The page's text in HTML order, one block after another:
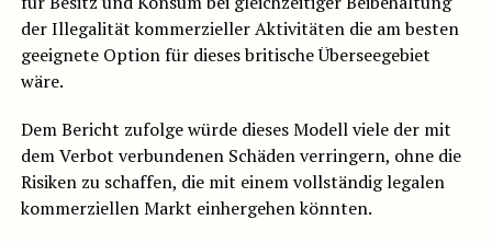
der Illegalität kommerzieller Aktivitäten die am besten
geeignete Option für dieses britische Überseegebiet
wäre.
Dem Bericht zufolge würde dieses Modell viele der mit
dem Verbot verbundenen Schäden verringern, ohne die
Risiken zu schaffen, die mit einem vollständig legalen
kommerziellen Markt einhergehen könnten.